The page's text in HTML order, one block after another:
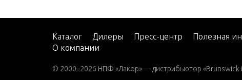
50 H.P.
Каталог Дилеры Пресс-центр
Полезная
О компании
© 2000–2026 НПФ «Лакор» — дистрибьютор «Brunswick